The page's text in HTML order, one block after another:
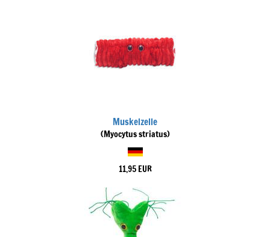
Muskelzelle
(Myocytus striatus)
11,95 EUR